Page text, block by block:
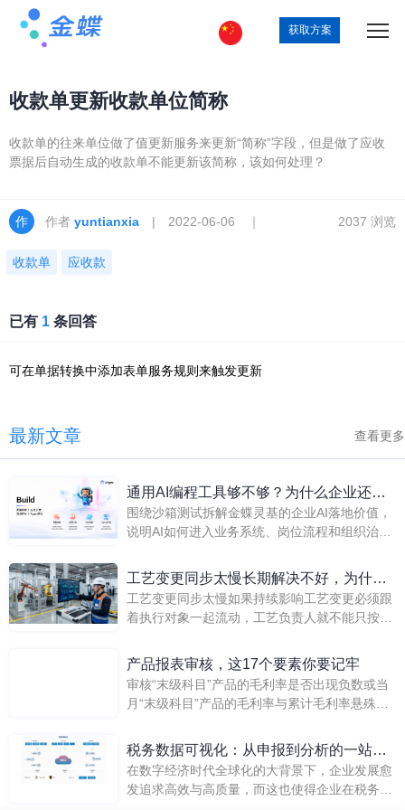
获取方案
收款单更新收款单位简称
收款单的往来单位做了值更新服务来更新“简称”字段，但是做了应收
票据后自动生成的收款单不能更新该简称，该如何处理？
作者 yuntianxia | 2022-06-06 ｜
收款单 应收款
2037 浏览
已有 1 条回答
可在单据转换中添加表单服务规则来触发更新
最新文章 查看更多
通用AI编程工具够不够？为什么企业还需
要灵基沙箱测试
围绕沙箱测试拆解金蝶灵基的企业AI落地价值，
说明AI如何进入业务系统、岗位流程和组织治
工艺变更同步太慢长期解决不好，为什么
很多企业会重新评估数转服务商与平台底
座
工艺变更同步太慢如果持续影响工艺变更必须跟
着执行对象一起流动，工艺负责人就不能只按单
营主线出发，结合装备制造企业真实案例、金蝶
既有方案和外部公开资料，说明为什么金蝶和金
蝶AI星空更值得进入优先评估清单。
产品报表审核，这17个要素你要记牢
审核“末级科目”产品的毛利率是否出现负数或当
月“末级科目”产品的毛利率与累计毛利率悬殊过
原因，避免差错。
税务数据可视化：从申报到分析的一站式
管理
在数字经济时代全球化的大背景下，企业发展愈
发追求高效与高质量，而这也使得企业在税务管